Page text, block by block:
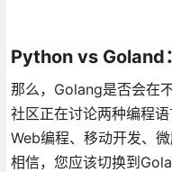
Python vs Goland
那么，Golang是否会在
社区正在讨论两种编程
Web编程、移动开发、
相信，您应该切换到